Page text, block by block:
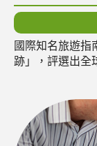
國際知名旅遊指
跡」，評選出全